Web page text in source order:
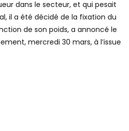
dans le secteur, et qui pesait
il a été décidé de la fixation du
de son poids, a annoncé le
mercredi 30 mars, à l’issue